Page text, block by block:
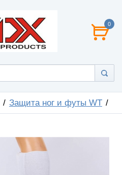
0
Защита ног и футы WT